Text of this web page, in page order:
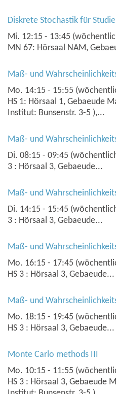
Diskrete Stochastik für
Mi. 12:15 - 13:45
MN 67: Hörsaal NAM,
Maß- und
Mo. 14:15 - 15:55
HS 1: Hörsaal 1, Gebaeude
Institut: Bunsenstr. 3-5 ),...
Maß- und
Di. 08:15 - 09:45
3 : Hörsaal 3, Gebaeude...
Maß- und
Di. 14:15 - 15:45
3 : Hörsaal 3, Gebaeude...
Maß- und
Mo. 16:15 - 17:45
HS 3 : Hörsaal 3, Gebaeude...
Maß- und
Mo. 18:15 - 19:45
HS 3 : Hörsaal 3, Gebaeude...
Monte Carlo methods III
Mo. 10:15 - 11:55
HS 3 : Hörsaal 3, Gebaeude